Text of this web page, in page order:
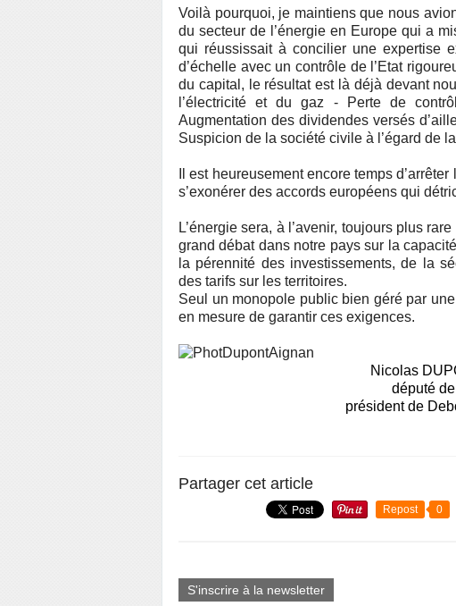
Voilà pourquoi, je maintiens que nous
du secteur de l’énergie en Europe qui a
qui réussissait à concilier une expertise
d’échelle avec un contrôle de l’Etat
du capital, le résultat est là déjà devant
l’électricité et du gaz - Perte de
Augmentation des dividendes versés
Suspicion de la société civile à l’égard de
Il est heureusement encore temps
s’exonérer des accords européens qui
L’énergie sera, à l’avenir, toujours plus
grand débat dans notre pays sur la
la pérennité des investissements, de la
des tarifs sur les territoires.
Seul un monopole public bien géré par
en mesure de garantir ces exigences.
Nicolas
député
président de
Partager cet article
Repost 0
S'inscrire à la newsletter